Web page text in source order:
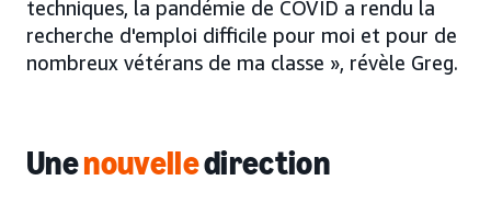
techniques, la pandémie de COVID a rendu la
recherche d'emploi difficile pour moi et pour de
nombreux vétérans de ma classe », révèle Greg.
Unenouvelledirection